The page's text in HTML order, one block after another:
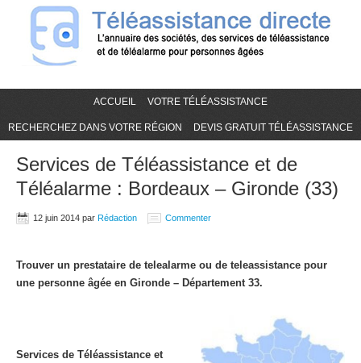
ACCUEIL VOTRE TÉLÉASSISTANCE
RECHERCHEZ DANS VOTRE RÉGION DEVIS GRATUIT TÉLÉASSISTANCE
Services de Téléassistance et de
Téléalarme : Bordeaux – Gironde (33)
12 juin 2014 par Rédaction Commenter
Trouver un prestataire de telealarme ou de teleassistance pour
une personne âgée en Gironde – Département 33.
Services de Téléassistance et